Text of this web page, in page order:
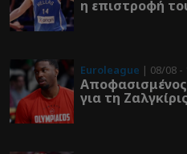
η επιστροφή
Euroleague | 08/08 -
για τη Ζαλγκίρις